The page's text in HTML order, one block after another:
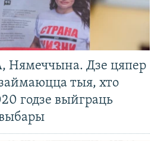
Нямеччына. Дзе цяпер
тыя, хто
годзе выйграць